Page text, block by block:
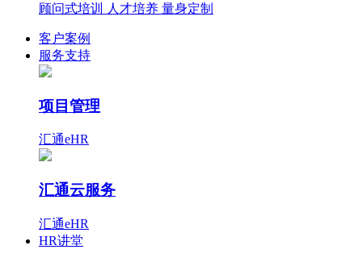
顾问式培训 人才培养 量身定制
客户案例
服务支持
项目管理
汇通eHR
汇通云服务
汇通eHR
HR讲堂